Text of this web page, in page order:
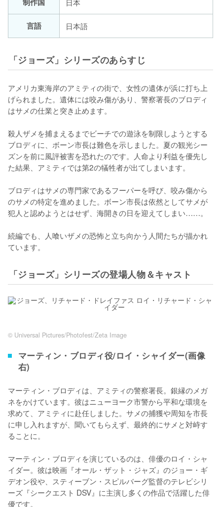
言語 日本語
「ジョーズ」シリーズのあらすじ
アメリカ東海岸のアミティの街で、女性の遺体が浜に打ち上
げられました。遺体には咬み傷があり、警察署長のブロディ
はサメの仕業と突き止めます。
殺人ザメを捕まえるまでビーチでの遊泳を制限しようとする
ブロディに、ボーン市長は難色を示しました。夏の観光シー
ズンを前に風評被害を恐れたのです。人命より利益を優先し
た結果、アミティでは第2の犠牲者が出てしまいます。
ブロディはサメの専門家であるフーパーを呼び、咬み傷から
のサメの特定を進めました。ボーン市長は依然としてサメが
犯人と認めようとはせず、海開きの日を迎えてしまい……。
続編でも、人喰いザメの恐怖と立ち向かう人間たちが描かれ
ています。
「ジョーズ」シリーズの登場人物＆キャスト
© Universal Pictures/Photofest/Zeta Image
マーティン・ブロディ役/ロイ・シャイダー(画像
右)
マーティン・ブロディは、アミティの警察署長。銀縁のメガ
ネをかけています。彼はニューヨーク市警から平和な環境を
求めて、アミティに赴任しました。サメの捕獲や周知を市長
に申し入れますが、聞いてもらえず、最終的にサメと対峙す
ることに。
マーティン・ブロディを演じているのは、俳優のロイ・シャ
イダー。彼は映画『オール・ザット・ジャズ』のジョー・ギ
デオン役や、スティーブン・スピルバーグ監督のテレビシリ
ーズ『シークエスト DSV』に主演し多くの作品で活躍した俳
優です。